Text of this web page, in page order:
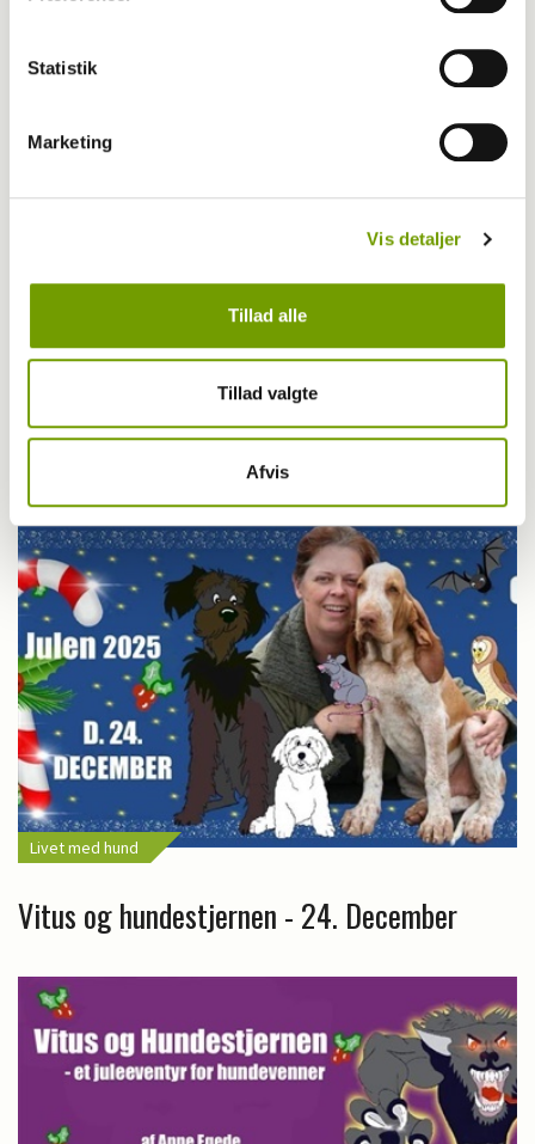
Statistik
Marketing
Vis detaljer
Tillad alle
Tillad valgte
Afvis
LÆS OGSÅ
Livet med hund
Vitus og hundestjernen - 24. December